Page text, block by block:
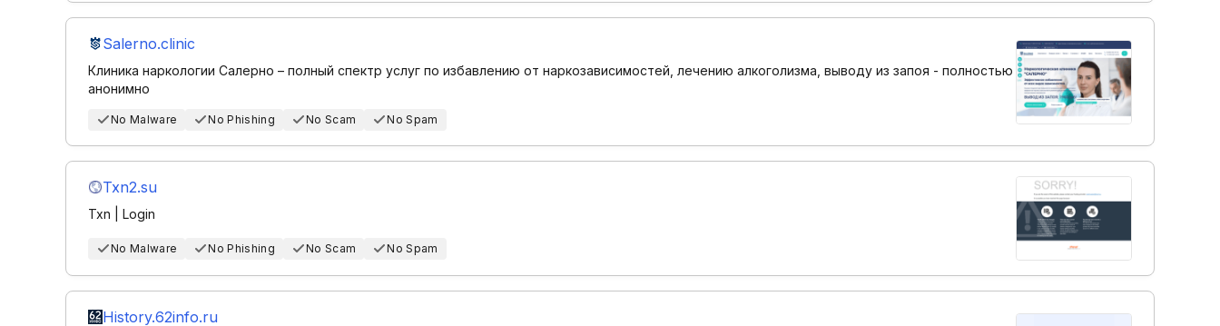
Salerno.clinic
Клиника наркологии Салерно – полный спектр услуг по избавлению от наркозависимостей, лечению алкоголизма, выводу из запоя - полностью
анонимно
No Malware No Phishing No Scam No Spam
Txn2.su
Txn | Login
No Malware No Phishing No Scam No Spam
History.62info.ru